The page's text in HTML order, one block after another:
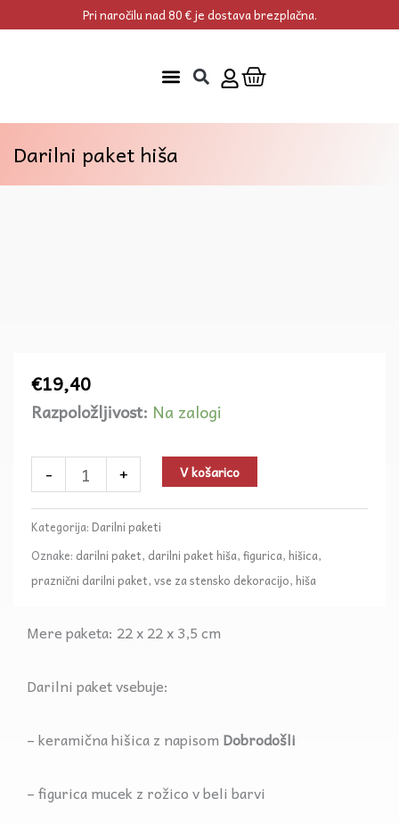
to
Pri naročilu nad 80 € je dostava brezplačna.
Cart
Darilni paket hiša
€19,40
Razpoložljivost: Na zalogi
-
Darilni
hiša
količina
+ V košarico
Kategorija: Darilni paketi
Oznake: darilni paket, darilni paket hiša, figurica, hišica,
praznični darilni paket, vse za stensko dekoracijo, hiša
Mere paketa: 22 x 22 x 3,5 cm
Darilni paket vsebuje:
– keramična hišica z napisom Dobrodošli
– figurica mucek z rožico v beli barvi